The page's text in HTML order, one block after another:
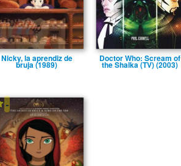
Nicky, la aprendiz de
bruja (1989)
Doctor Who: Scream of
the Shalka (TV) (2003)
-